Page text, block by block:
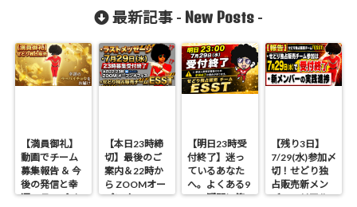
最新記事 - New Posts -
【満員御礼】
動画でチーム
募集報告 ＆ 今
後の発信と幸
運のラッパイ
【本日23時締
切】最後のご
案内＆22時か
ら ZOOMオー
プンオフィス
【明日23時受
付終了】迷っ
ているあなた
へ。よくある9
つの疑問に答
【残り3日】
7/29(水)参加〆
切！せどり独
占販売新メン
バーのリアル